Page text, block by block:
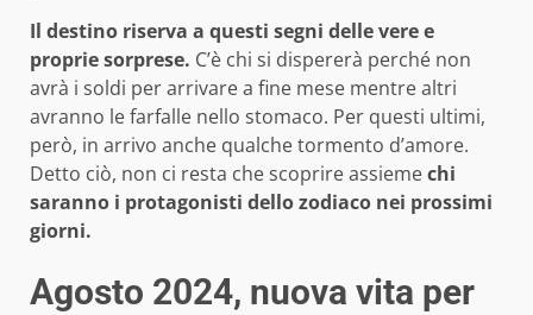
Il destino riserva a questi segni delle vere e
proprie sorprese. C’è chi si dispererà perché non
avrà i soldi per arrivare a fine mese mentre altri
avranno le farfalle nello stomaco. Per questi ultimi,
però, in arrivo anche qualche tormento d’amore.
Detto ciò, non ci resta che scoprire assiemechi
saranno i protagonisti dello zodiaco nei prossimi
giorni.
Agosto 2024, nuova vita per